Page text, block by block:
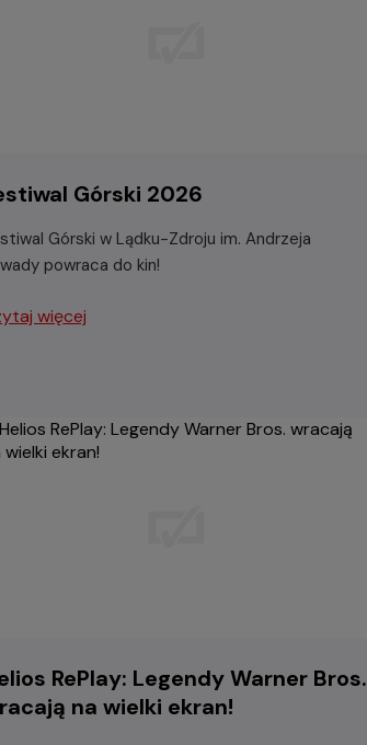
Górski 2026
Górski w Lądku-Zdroju im. Andrzeja
powraca do kin!
więcej
RePlay: Legendy Warner Bros.
na wielki ekran!